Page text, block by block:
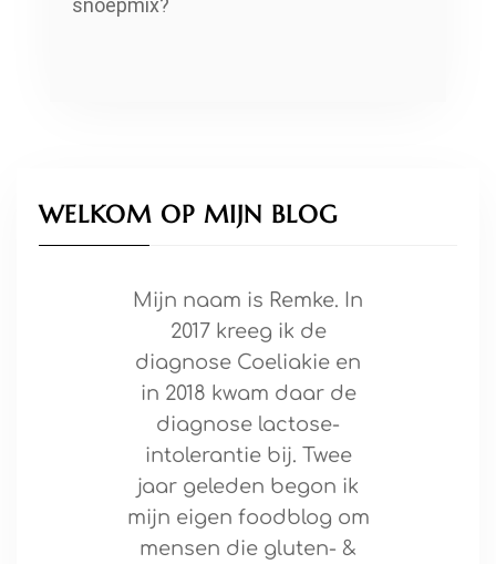
snoepmix?
WELKOM OP MIJN BLOG
Mijn naam is Remke. In
2017 kreeg ik de
diagnose Coeliakie en
in 2018 kwam daar de
diagnose lactose-
intolerantie bij. Twee
jaar geleden begon ik
mijn eigen foodblog om
mensen die gluten- &